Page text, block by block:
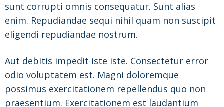
sunt corrupti omnis consequatur. Sunt alias
enim. Repudiandae sequi nihil quam non suscipit
eligendi repudiandae nostrum.
Aut debitis impedit iste iste. Consectetur error
odio voluptatem est. Magni doloremque
possimus exercitationem repellendus quo non
praesentium. Exercitationem est laudantium